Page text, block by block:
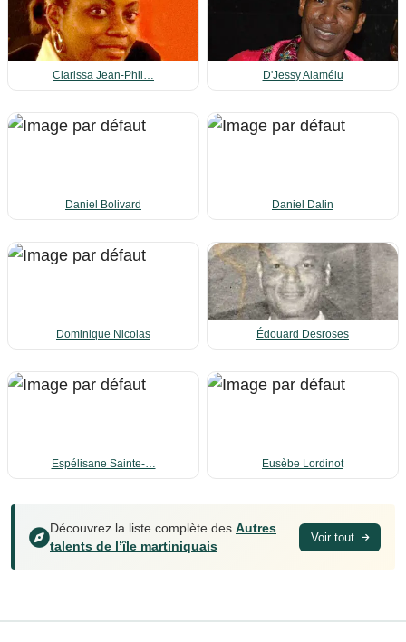
Clarissa Jean-Phil… D'Jessy Alamélu
Daniel Bolivard Daniel Dalin
Dominique Nicolas Édouard Desroses
Espélisane Sainte-… Eusèbe Lordinot
Découvrez la liste complète des Autres
talents de l’île martiniquais
Voir tout